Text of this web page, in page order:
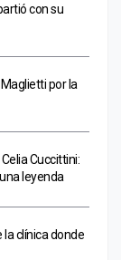
con su
por la
Cuccittini:
leyenda
la clínica donde